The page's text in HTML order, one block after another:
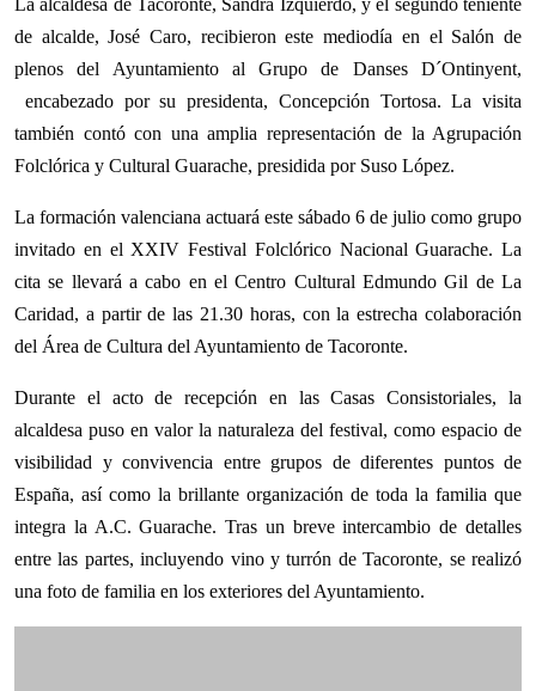
de alcalde, José Caro, recibieron este mediodía en el Salón de
plenos del Ayuntamiento al Grupo de Danses D´Ontinyent,
encabezado por su presidenta, Concepción Tortosa. La visita
también contó con una amplia representación de la Agrupación
Folclórica y Cultural Guarache, presidida por Suso López.
La formación valenciana actuará este sábado 6 de julio como grupo
invitado en el XXIV Festival Folclórico Nacional Guarache. La
cita se llevará a cabo en el Centro Cultural Edmundo Gil de La
Caridad, a partir de las 21.30 horas, con la estrecha colaboración
del Área de Cultura del Ayuntamiento de Tacoronte.
Durante el acto de recepción en las Casas Consistoriales, la
alcaldesa puso en valor la naturaleza del festival, como espacio de
visibilidad y convivencia entre grupos de diferentes puntos de
España, así como la brillante organización de toda la familia que
integra la A.C. Guarache. Tras un breve intercambio de detalles
entre las partes, incluyendo vino y turrón de Tacoronte, se realizó
una foto de familia en los exteriores del Ayuntamiento.